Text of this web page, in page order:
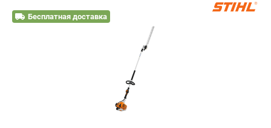
ЗАКАЗАТЬ ЗАПЧАСТЬ
Бесплатная доставка